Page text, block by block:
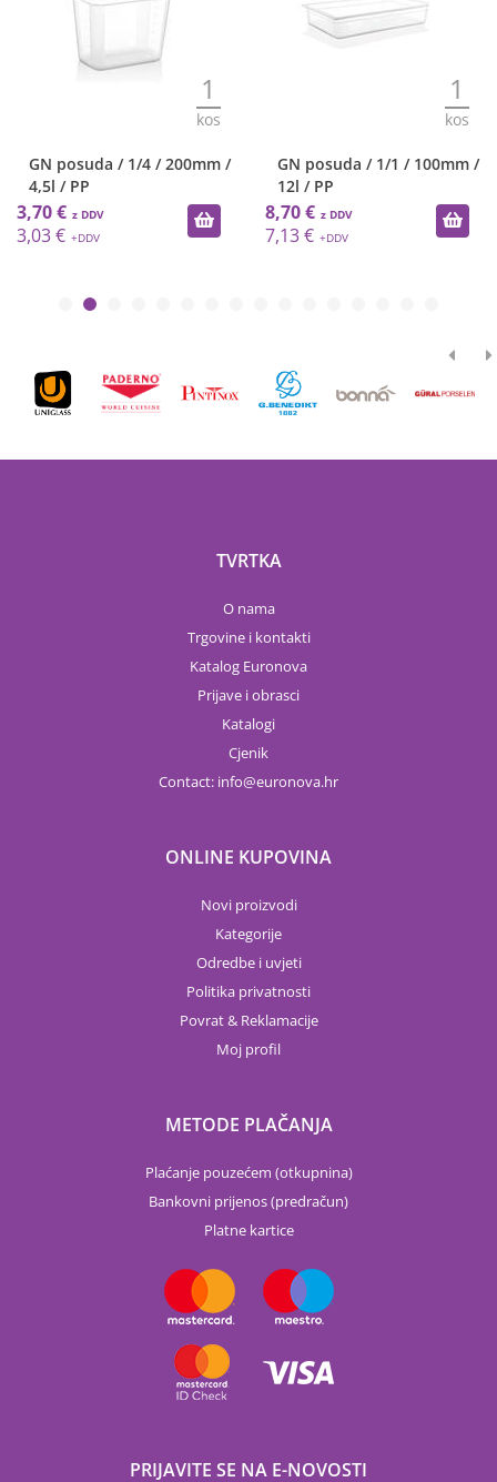
1
kos
GN posuda / 1/4 / 200mm /
4,5l / PP
3,70 €
3,03 €
1
kos
GN posuda / 1/1 / 100mm /
12l / PP
8,70 €
7,13 €
TVRTKA
O nama
Trgovine i kontakti
Katalog Euronova
Prijave i obrasci
Katalogi
Cjenik
Contact: info euronova.hr
ONLINE KUPOVINA
Novi proizvodi
Kategorije
Odredbe i uvjeti
Politika privatnosti
Povrat & Reklamacije
Moj profil
METODE PLAČANJA
Plaćanje pouzećem (otkupnina)
Bankovni prijenos (predračun)
Platne kartice
PRIJAVITE SE NA E-NOVOSTI